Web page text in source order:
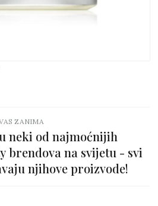
ZANIMA
neki od najmoćnijih
brendova na svijetu - svi
njihove proizvode!